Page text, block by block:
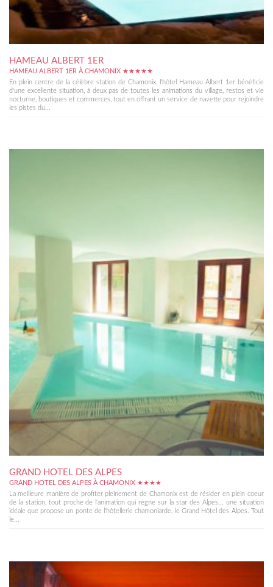
HAMEAU ALBERT 1ER
HAMEAU ALBERT 1ER À CHAMONIX ★★★★★
En plein centre de la célèbre station de Chamonix, l'hôtel Hameau Albert 1er bénéficie
d'une excellente situation, à deux pas de toutes les animations du village, restos et vie
nocturne, boutiques et commerces, tout en offrant un service de navette pour rejoindre
les pistes du...
GRAND HOTEL DES ALPES
GRAND HOTEL DES ALPES À CHAMONIX ★★★★
La meilleure manière de profiter pleinement de Chamonix est de résider en plein coeur
de la station, tout proche de l'animation qui règne sur la star des Alpes... une situation
idéale que propose un ponte de l'hôtellerie chamoniarde, le Grand Hôtel des Alpes. Tout
le...